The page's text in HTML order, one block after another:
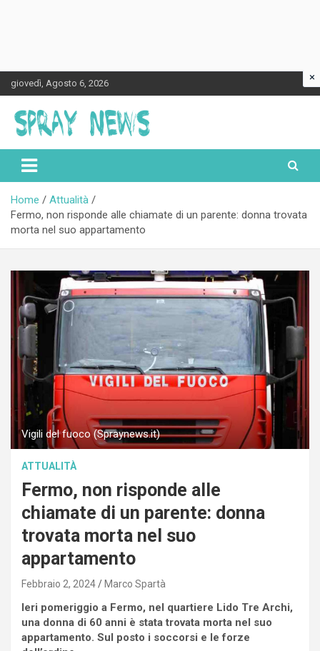
Skip
to
content
giovedì, Agosto 6, 2026
Spraynews.it
Home
Attualità
Fermo, non risponde alle chiamate di un parente: donna trovata
morta nel suo appartamento
Vigili del fuoco (Spraynews.it)
ATTUALITÀ
Fermo, non risponde alle
chiamate di un parente: donna
trovata morta nel suo
appartamento
Febbraio 2, 2024 Marco Spartà
Ieri pomeriggio a Fermo, nel quartiere Lido Tre Archi,
una donna di 60 anni è stata trovata morta nel suo
appartamento. Sul posto i soccorsi e le forze
×